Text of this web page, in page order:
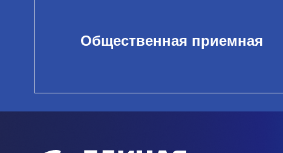
Общественная приемная